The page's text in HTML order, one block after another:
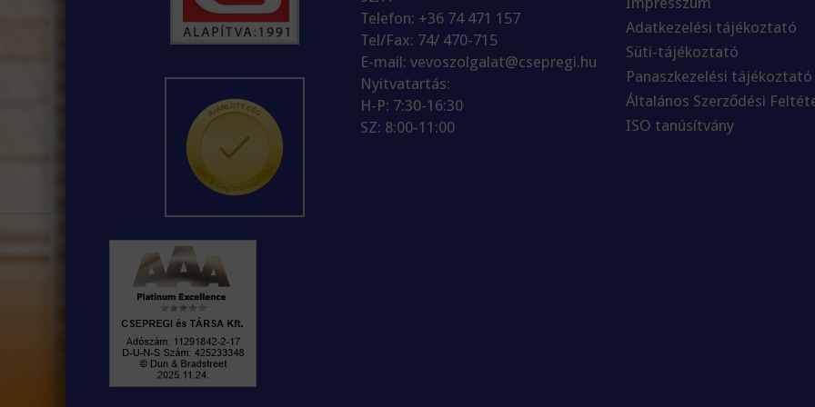
Telefon: +36 74 471 157
Tel/Fax: 74/ 470-715
E-mail: vevoszolgalat@csepregi.hu
Nyitvatartás:
H-P: 7:30-16:30
SZ: 8:00-11:00
Adatkezelési tájékoztató
Süti-tájékoztató
Panaszkezelési tájékoztató
Általános Szerződési
ISO tanúsítvány